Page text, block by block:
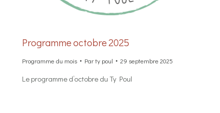
Programme octobre 2025
Programme du mois Party poul 29 septembre 2025
Le programme d’octobre du Ty Poul